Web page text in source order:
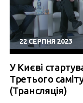
22 СЕРПНЯ 2023
У Києві
Третього
(Трансляція)